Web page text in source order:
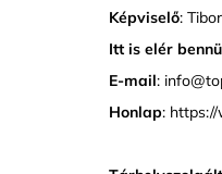
Képviselő:
Itt is elér
E-mail:
Honlap: